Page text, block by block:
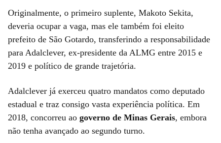
Originalmente, o primeiro suplente, Makoto Sekita,
deveria ocupar a vaga, mas ele também foi eleito
prefeito de São Gotardo, transferindo a responsabilidade
para Adalclever, ex-presidente da ALMG entre 2015 e
2019 e político de grande trajetória.
Adalclever já exerceu quatro mandatos como deputado
estadual e traz consigo vasta experiência política. Em
2018, concorreu ao governo de Minas Gerais, embora
não tenha avançado ao segundo turno.